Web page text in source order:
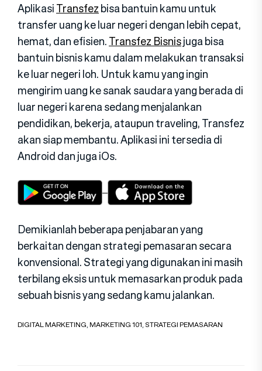
AplikasiTransfezbisa bantuin kamu untuk
transfer uang ke luar negeri dengan lebih cepat,
hemat, dan efisien.Transfez Bisnisjuga bisa
bantuin bisnis kamu dalam melakukan transaksi
ke luar negeri loh. Untuk kamu yang ingin
mengirim uang ke sanak saudara yang berada di
luar negeri karena sedang menjalankan
pendidikan, bekerja, ataupun traveling, Transfez
akan siap membantu. Aplikasi ini tersedia di
Android dan juga iOs.
Demikianlah beberapa penjabaran yang
berkaitan dengan strategi pemasaran secara
konvensional. Strategi yang digunakan ini masih
terbilang eksis untuk memasarkan produk pada
sebuah bisnis yang sedang kamu jalankan.
DIGITAL MARKETING,MARKETING 101, STRATEGI PEMASARAN